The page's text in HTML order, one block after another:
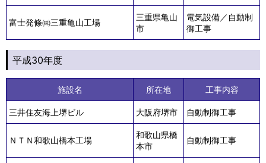
富士発條㈱三重亀山工場
三重県亀山
市
電気設備／自動制
御工事
平成30年度
施設名 所在地 工事内容
三井住友海上堺ビル 大阪府堺市 自動制御工事
ＮＴＮ和歌山橋本工場
和歌山県橋
本市
自動制御工事